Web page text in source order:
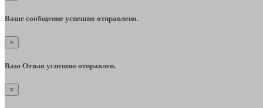
Ваше сообщение успешно отправлено.
×
Ваш Отзыв успешно отправлен.
×